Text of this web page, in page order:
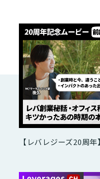
【レバレジーズ20周